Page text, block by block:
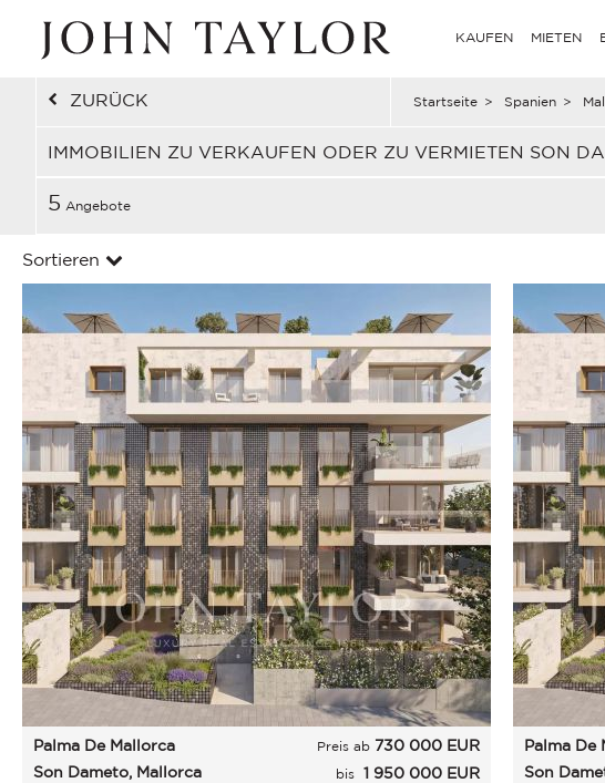
KAUFEN MIETEN
ZURÜCK Startseite > Spanien >
IMMOBILIEN ZU VERKAUFEN ODER ZU VERMIETEN SON
5 Angebote
Sortieren
Palma De Mallorca
Son Dameto, Mallorca
Preis ab 730 000 EUR
bis 1 950 000 EUR
Palma De
Son